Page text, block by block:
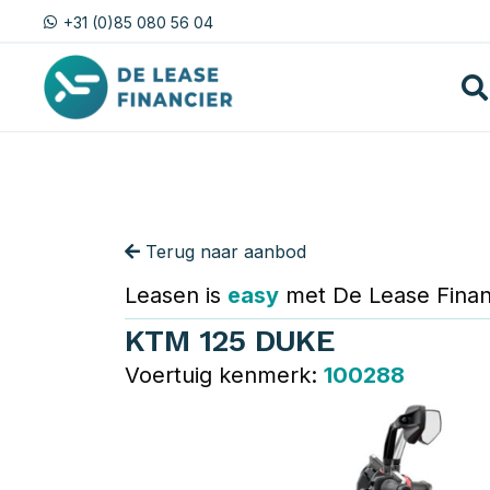
+31 (0)85 080 56 04
Terug naar aanbod
Leasen is easy met De Lease
KTM 125 DUKE
Voertuig kenmerk: 100288